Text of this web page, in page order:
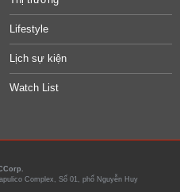
Lifestyle
Lịch sự kiện
Watch List
Complex, Số 01, phố Nguyễn Huy